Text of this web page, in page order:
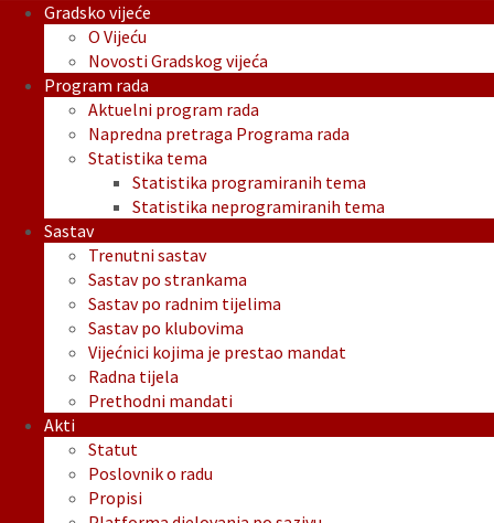
Gradsko vijeće
O Vijeću
Novosti Gradskog vijeća
Program rada
Aktuelni program rada
Napredna pretraga Programa rada
Statistika tema
Statistika programiranih tema
Statistika neprogramiranih tema
Sastav
Trenutni sastav
Sastav po strankama
Sastav po radnim tijelima
Sastav po klubovima
Vijećnici kojima je prestao mandat
Radna tijela
Prethodni mandati
Akti
Statut
Poslovnik o radu
Propisi